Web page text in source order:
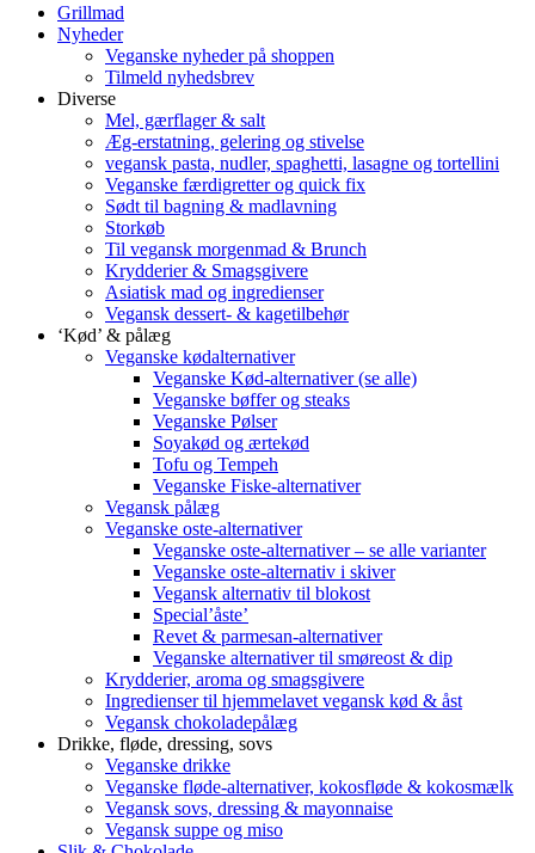
Grillmad
Nyheder
Veganske nyheder på shoppen
Tilmeld nyhedsbrev
Diverse
Mel, gærflager & salt
Æg-erstatning, gelering og stivelse
vegansk pasta, nudler, spaghetti, lasagne og tortellini
Veganske færdigretter og quick fix
Sødt til bagning & madlavning
Storkøb
Til vegansk morgenmad & Brunch
Krydderier & Smagsgivere
Asiatisk mad og ingredienser
Vegansk dessert- & kagetilbehør
‘Kød’ & pålæg
Veganske kødalternativer
Veganske Kød-alternativer (se alle)
Veganske bøffer og steaks
Veganske Pølser
Soyakød og ærtekød
Tofu og Tempeh
Veganske Fiske-alternativer
Vegansk pålæg
Veganske oste-alternativer
Veganske oste-alternativer – se alle varianter
Veganske oste-alternativ i skiver
Vegansk alternativ til blokost
Special’åste’
Revet & parmesan-alternativer
Veganske alternativer til smøreost & dip
Krydderier, aroma og smagsgivere
Ingredienser til hjemmelavet vegansk kød & åst
Vegansk chokoladepålæg
Drikke, fløde, dressing, sovs
Veganske drikke
Veganske fløde-alternativer, kokosfløde & kokosmælk
Vegansk sovs, dressing & mayonnaise
Vegansk suppe og miso